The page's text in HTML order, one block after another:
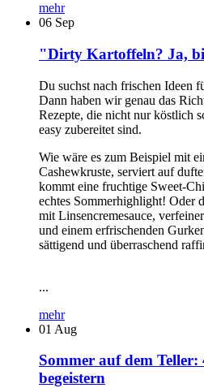
mehr
06 Sep
"Dirty Kartoffeln? Ja,
Du suchst nach frischen Ideen
Dann haben wir genau das
Rezepte, die nicht nur köstlich
easy zubereitet sind.
Wie wäre es zum Beispiel mit
Cashewkruste, serviert auf
kommt eine fruchtige Sweet-
echtes Sommerhighlight! Oder
mit Linsencremesauce,
und einem erfrischenden
sättigend und überraschend
...
mehr
01 Aug
Sommer auf dem Teller:
begeistern